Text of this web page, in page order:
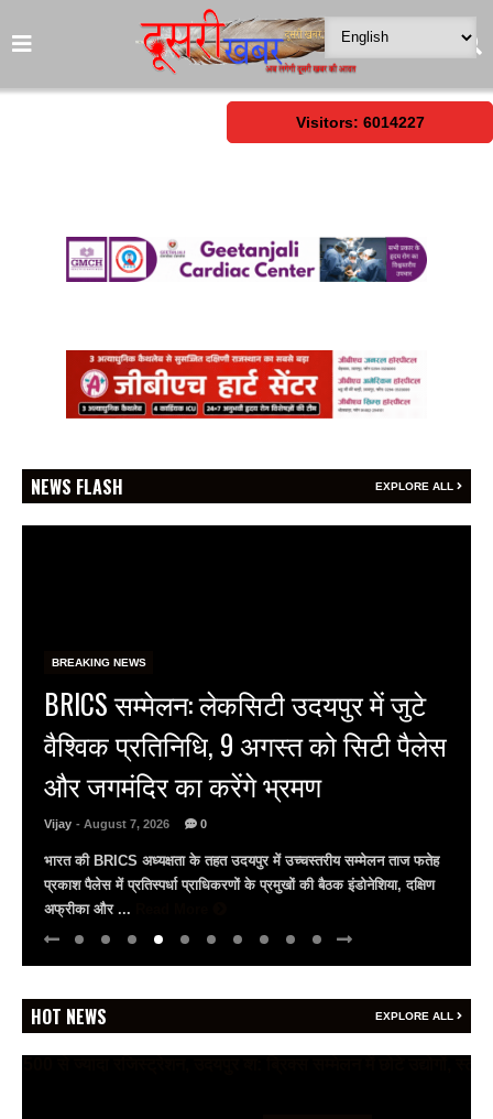
Visitors: 6014227
NEWS FLASH EXPLORE ALL
BREAKING NEWS
RSS प्रमुख मोहन भागवत का युवाओं पर
बड़ा भरोसा: बोले- जेन-जी सबसे ईमानदार
पीढ़ी, हमसे भी अधिक…
Vijay - August 7, 2026 0
संघ प्रमुख मोहन भागवत बोले- जेन-जी हमारी पीढ़ी से भी अधिक ईमानदार सवाल
पूछना और विरोध करना लोकतंत्र की ताकत, विरोध उन्हें एंटीनेशनल कहना गलत
... Read More
HOT NEWS EXPLORE ALL